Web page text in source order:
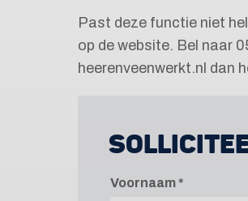
Past deze functie niet
op de website. Bel naar
heerenveenwerkt.nl dan
Voornaam